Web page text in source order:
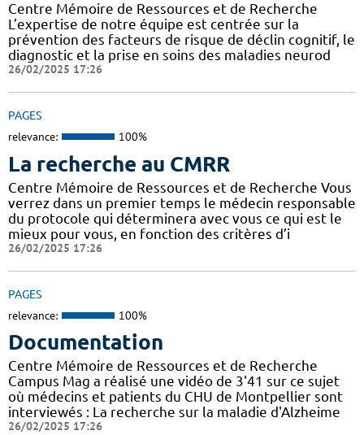
Centre Mémoire de Ressources et de Recherche
L’expertise de notre équipe est centrée sur la
prévention des facteurs de risque de déclin cognitif, le
diagnostic et la prise en soins des maladies neurod
26/02/2025 17:26
PAGES
relevance: 100%
La recherche au CMRR
Centre Mémoire de Ressources et de Recherche Vous
verrez dans un premier temps le médecin responsable
du protocole qui déterminera avec vous ce qui est le
mieux pour vous, en fonction des critères d’i
26/02/2025 17:26
PAGES
relevance: 100%
Documentation
Centre Mémoire de Ressources et de Recherche
Campus Mag a réalisé une vidéo de 3'41 sur ce sujet
où médecins et patients du CHU de Montpellier sont
interviewés : La recherche sur la maladie d'Alzheime
26/02/2025 17:26